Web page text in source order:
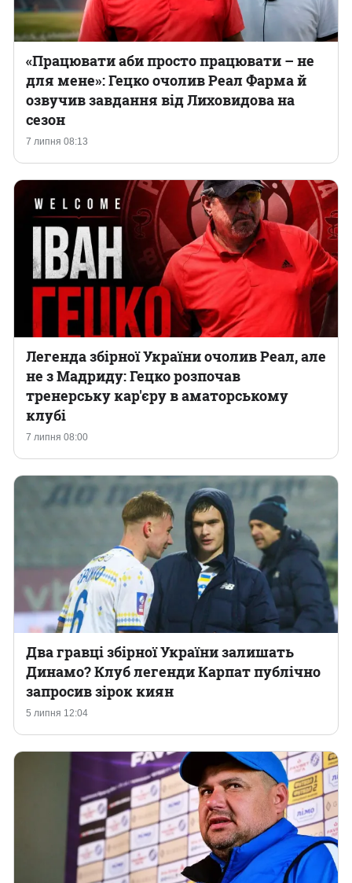
7 липня 08:13
«Працювати аби просто працювати – не
для мене»: Гецко очолив Реал Фарма й
озвучив завдання від Лиховидова на
сезон
7 липня 08:00
Легенда збірної України очолив Реал, але
не з Мадриду: Гецко розпочав
тренерську кар'єру в аматорському
клубі
5 липня 12:04
Два гравці збірної України залишать
Динамо? Клуб легенди Карпат публічно
запросив зірок киян